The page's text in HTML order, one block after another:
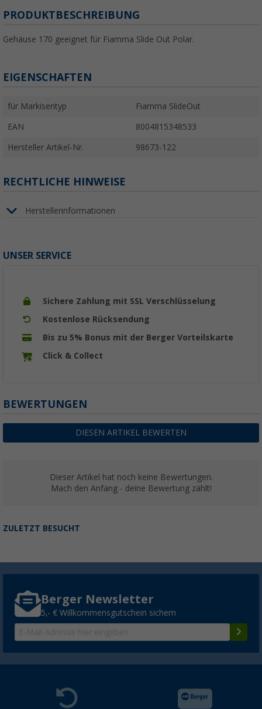
PRODUKTBESCHREIBUNG
Gehäuse 170 geeignet für Fiamma Slide Out Polar.
EIGENSCHAFTEN
für Markisentyp Fiamma SlideOut
EAN 8004815348533
Hersteller Artikel-Nr. 98673-122
RECHTLICHE HINWEISE
Herstellerinformationen
UNSER SERVICE
Sichere Zahlung mit SSL Verschlüsselung
Kostenlose Rücksendung
Bis zu 5% Bonus mit der Berger Vorteilskarte
Click & Collect
BEWERTUNGEN
DIESEN ARTIKEL BEWERTEN
Dieser Artikel hat noch keine Bewertungen.
Mach den Anfang - deine Bewertung zählt!
ZULETZT BESUCHT
Berger Newsletter
5,- € Willkommensgutschein sichern